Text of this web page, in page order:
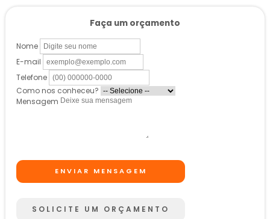
Faça um orçamento
Nome
E-mail
Telefone
Como nos conheceu?
Mensagem
ENVIAR MENSAGEM
SOLICITE UM ORÇAMENTO